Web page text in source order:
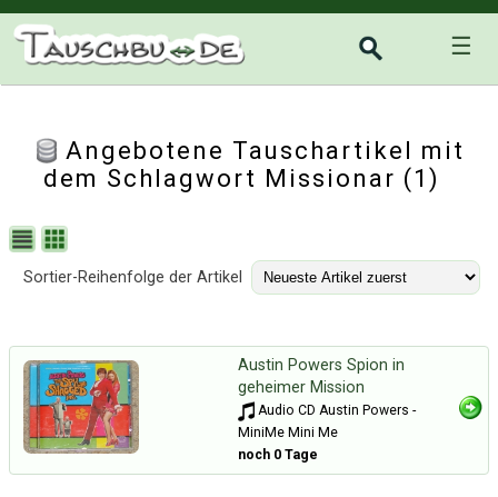
☰
Angebotene Tauschartikel mit
dem Schlagwort Missionar (1)
Sortier-Reihenfolge der Artikel
Austin Powers Spion in
geheimer Mission
Audio CD Austin Powers -
MiniMe Mini Me
noch 0 Tage